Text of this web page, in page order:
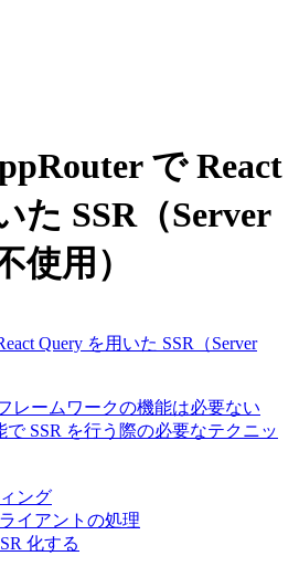
で React
た SSR（Server
使用）
Query を用いた SSR（Server
レームワークの機能は必要ない
で SSR を行う際の必要なテクニッ
ング
イアントの処理
化する